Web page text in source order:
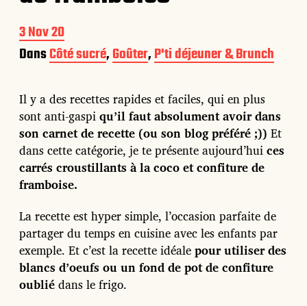
D
a
t
e
p
u
b
l
i
c
t
i
o
n
3 Nov 20
DansCôté sucré,Goûter,P'ti déjeuner & Brunch
Il y a des recettes rapides et faciles, qui en plus
sont anti-gaspiqu’il faut absolument avoir dans
son carnet de recette (ou son blog préféré ;)) Et
dans cette catégorie, je te présente aujourd’huices
carrés croustillants à la coco et confiture de
framboise.
La recette est hyper simple, l’occasion parfaite de
partager du temps en cuisine avec les enfants par
exemple. Et c’est la recette idéalepour utiliser des
blancs d’oeufs ou un fond de pot de confiture
oubliédans le frigo.